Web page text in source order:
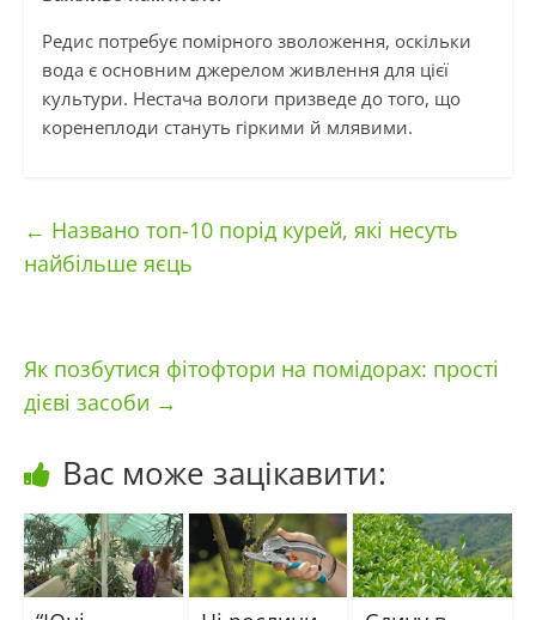
Редис потребує помірного зволоження, оскільки
вода є основним джерелом живлення для цієї
культури. Нестача вологи призведе до того, що
коренеплоди стануть гіркими й млявими.
← Названо топ-10 порід курей, які несуть
найбільше яєць
Як позбутися фітофтори на помідорах: прості
дієві засоби →
Вас може зацікавити: